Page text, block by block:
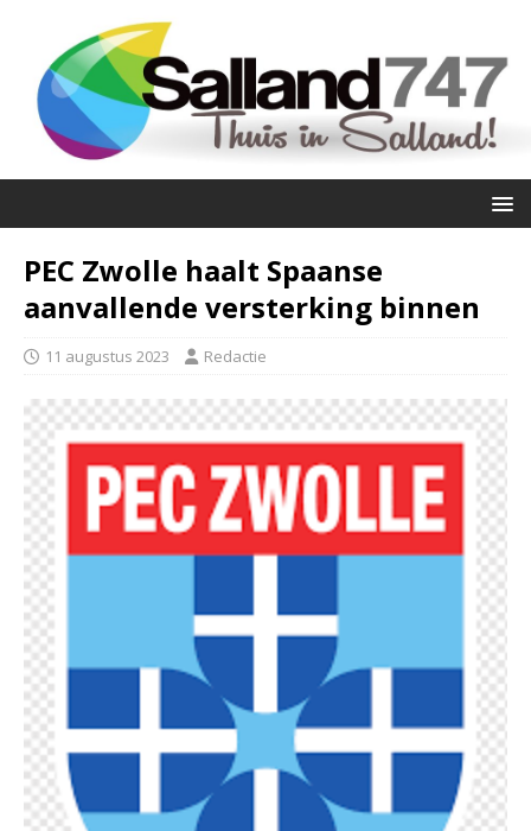
PEC Zwolle haalt Spaanse
aanvallende versterking binnen
11 augustus 2023 Redactie